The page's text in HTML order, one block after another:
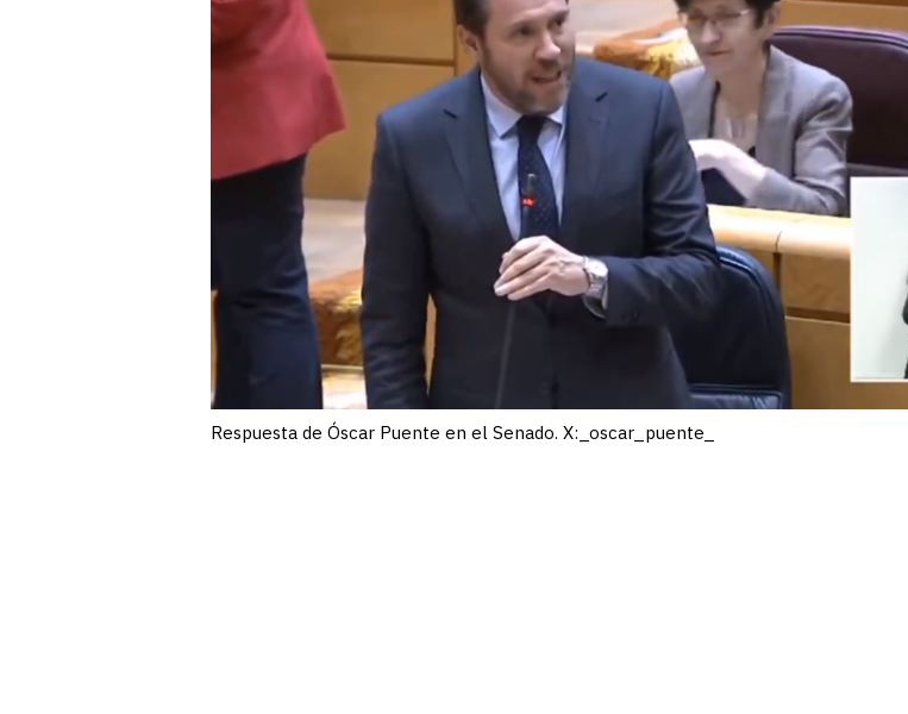
Respuesta de Óscar Puente en el Senado. X:_oscar_puente_